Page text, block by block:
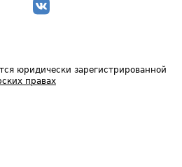
юридически зарегистрированной
правах